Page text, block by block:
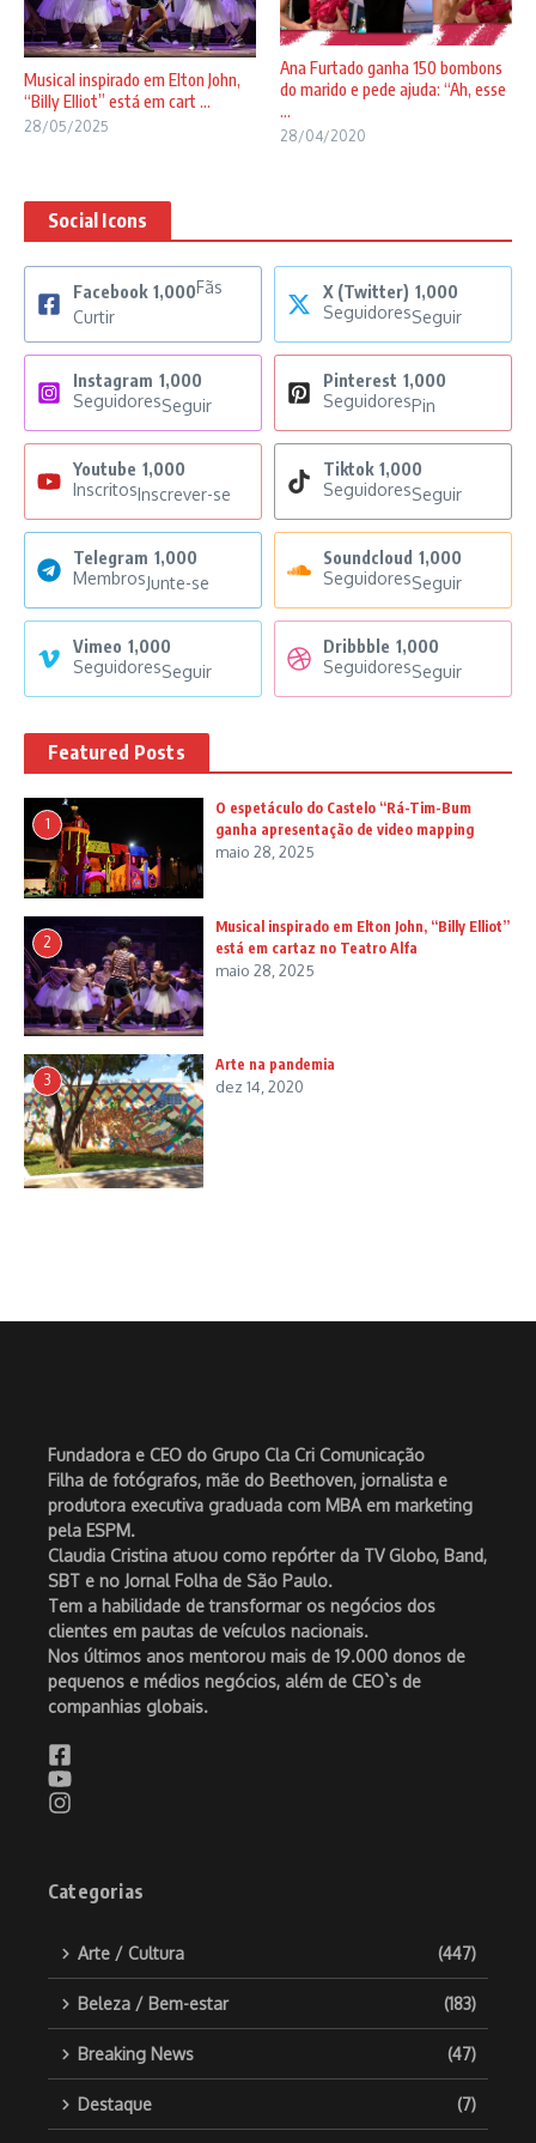
Musical inspirado em Elton John,
“Billy Elliot” está em cart ...
28/05/2025
Ana Furtado ganha 150 bombons
do marido e pede ajuda: “Ah, esse
...
28/04/2020
Social Icons
Facebook 1,000Fãs
Curtir
X (Twitter) 1,000
SeguidoresSeguir
Instagram 1,000
SeguidoresSeguir
Pinterest 1,000
SeguidoresPin
Youtube 1,000
InscritosInscrever-se
Tiktok 1,000
SeguidoresSeguir
Telegram 1,000
MembrosJunte-se
Soundcloud 1,000
SeguidoresSeguir
Vimeo 1,000
SeguidoresSeguir
Dribbble 1,000
SeguidoresSeguir
Featured Posts
1
O espetáculo do Castelo “Rá-Tim-Bum
ganha apresentação de video mapping
maio 28, 2025
2
Musical inspirado em Elton John, “Billy Elliot”
está em cartaz no Teatro Alfa
maio 28, 2025
3
Arte na pandemia
dez 14, 2020
Fundadora e CEO do Grupo Cla Cri Comunicação
Filha de fotógrafos, mãe do Beethoven, jornalista e
produtora executiva graduada com MBA em marketing
pela ESPM.
Claudia Cristina atuou como repórter da TV Globo, Band,
SBT e no Jornal Folha de São Paulo.
Tem a habilidade de transformar os negócios dos
clientes em pautas de veículos nacionais.
Nos últimos anos mentorou mais de 19.000 donos de
pequenos e médios negócios, além de CEO`s de
companhias globais.
Categorias
Arte / Cultura (447)
Beleza / Bem-estar (183)
Breaking News (47)
Destaque (7)